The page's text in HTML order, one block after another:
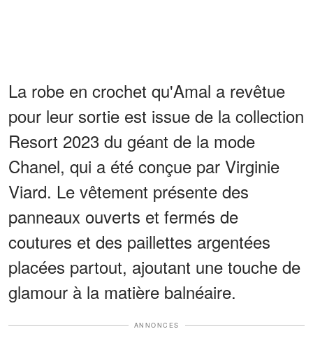
La robe en crochet qu'Amal a revêtue
pour leur sortie est issue de la collection
Resort 2023 du géant de la mode
Chanel, qui a été conçue par Virginie
Viard. Le vêtement présente des
panneaux ouverts et fermés de
coutures et des paillettes argentées
placées partout, ajoutant une touche de
glamour à la matière balnéaire.
ANNONCES